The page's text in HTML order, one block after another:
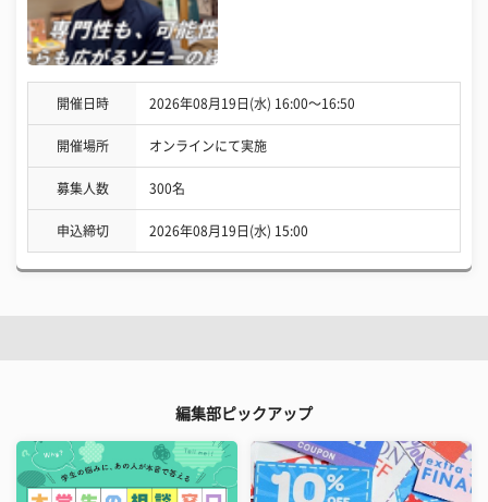
開催日時 2026年08月19日(水) 16:00〜16:50
開催場所 オンラインにて実施
募集人数 300名
申込締切 2026年08月19日(水) 15:00
編集部ピックアップ